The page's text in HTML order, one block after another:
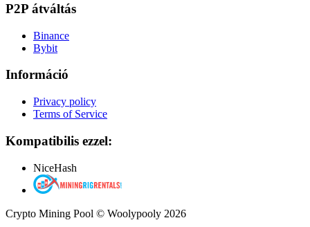
P2P átváltás
Binance
Bybit
Információ
Privacy policy
Terms of Service
Kompatibilis ezzel:
NiceHash
Crypto Mining Pool © Woolypooly 2026